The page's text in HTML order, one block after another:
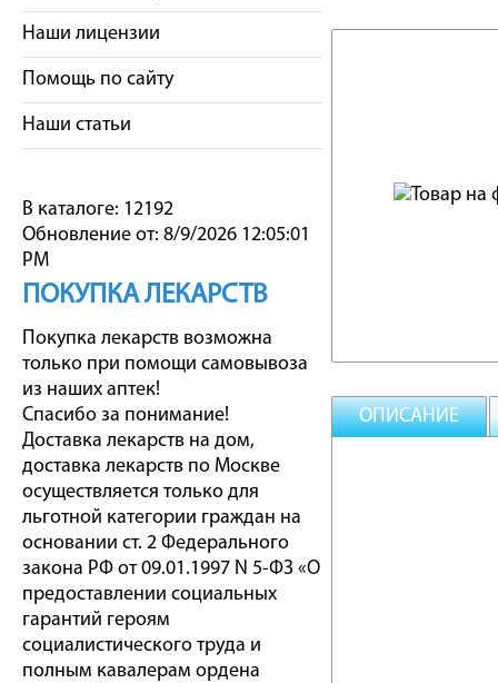
Наши лицензии
Помощь по сайту
Наши статьи
В каталоге: 12192
Обновление от: 8/9/2026 12:05:01
PM
ПОКУПКА ЛЕКАРСТВ
Покупка лекарств возможна
только при помощи самовывоза
из наших аптек!
Спасибо за понимание!
Доставка лекарств на дом,
доставка лекарств по Москве
осуществляется только для
льготной категории граждан на
основании ст. 2 Федерального
закона РФ от 09.01.1997 N 5-ФЗ «О
предоставлении социальных
гарантий героям
социалистического труда и
полным кавалерам ордена
ОПИСАНИЕ